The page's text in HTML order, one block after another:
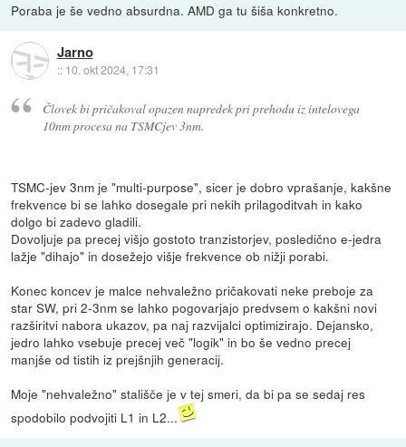
Poraba je še vedno absurdna. AMD ga tu šiša konkretno.
Jarno
:: 10. okt 2024, 17:31
Človek bi pričakoval opazen napredek pri prehodu iz intelovega
10nm procesa na TSMCjev 3nm.
TSMC-jev 3nm je "multi-purpose", sicer je dobro vprašanje, kakšne
frekvence bi se lahko dosegale pri nekih prilagoditvah in kako
dolgo bi zadevo gladili.
Dovoljuje pa precej višjo gostoto tranzistorjev, posledično e-jedra
lažje "dihajo" in dosežejo višje frekvence ob nižji porabi.
Konec koncev je malce nehvaležno pričakovati neke preboje za
star SW, pri 2-3nm se lahko pogovarjajo predvsem o kakšni novi
razširitvi nabora ukazov, pa naj razvijalci optimizirajo. Dejansko,
jedro lahko vsebuje precej več "logik" in bo še vedno precej
manjše od tistih iz prejšnjih generacij.
Moje "nehvaležno" stališče je v tej smeri, da bi pa se sedaj res
spodobilo podvojiti L1 in L2...